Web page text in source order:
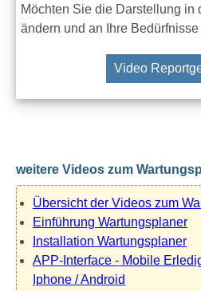
Möchten Sie die Darstellung in
ändern und an Ihre
Video
weitere Videos zum
Übersicht der Videos zum
Einführung Wartungsplaner
Installation Wartungsplaner
APP-Interface - Mobile
Iphone / Android